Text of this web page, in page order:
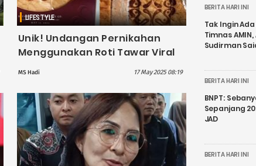
LIFESTYLE
Unik! Undangan Pernikahan
Menggunakan Roti Tawar Viral
di Media Sosial
MS Hadi 17 May 2025 08:19
BERITA HARI INI
Tak Ingin
Timnas
Sudirman
BERITA HARI INI
BNPT:
Sepanjang
JAD
BERITA HARI INI